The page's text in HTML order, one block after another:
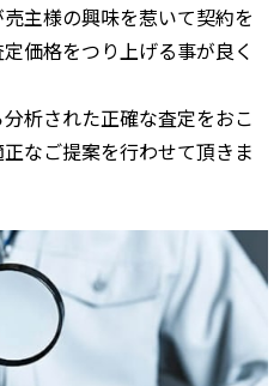
主様の興味を惹いて契約を
価格をつり上げる事が良く
析された正確な査定をおこ
なご提案を行わせて頂きま